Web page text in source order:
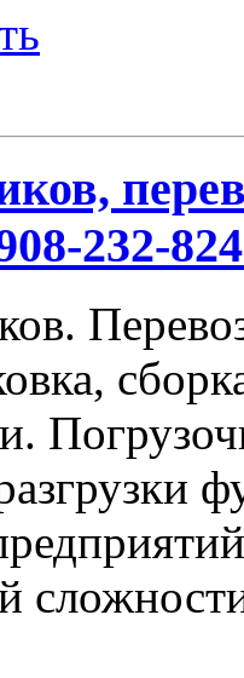
232-